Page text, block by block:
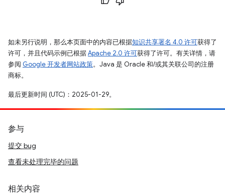
如未另行说明，那么本页面中的内容已根据知识共享署名 4.0 许可获得了
许可，并且代码示例已根据Apache 2.0 许可获得了许可。有关详情，请
参阅 Google 开发者网站政策。Java 是 Oracle 和/或其关联公司的注册
商标。
最后更新时间 (UTC)：2025-01-29。
参与
提交 bug
查看未处理完毕的问题
相关内容